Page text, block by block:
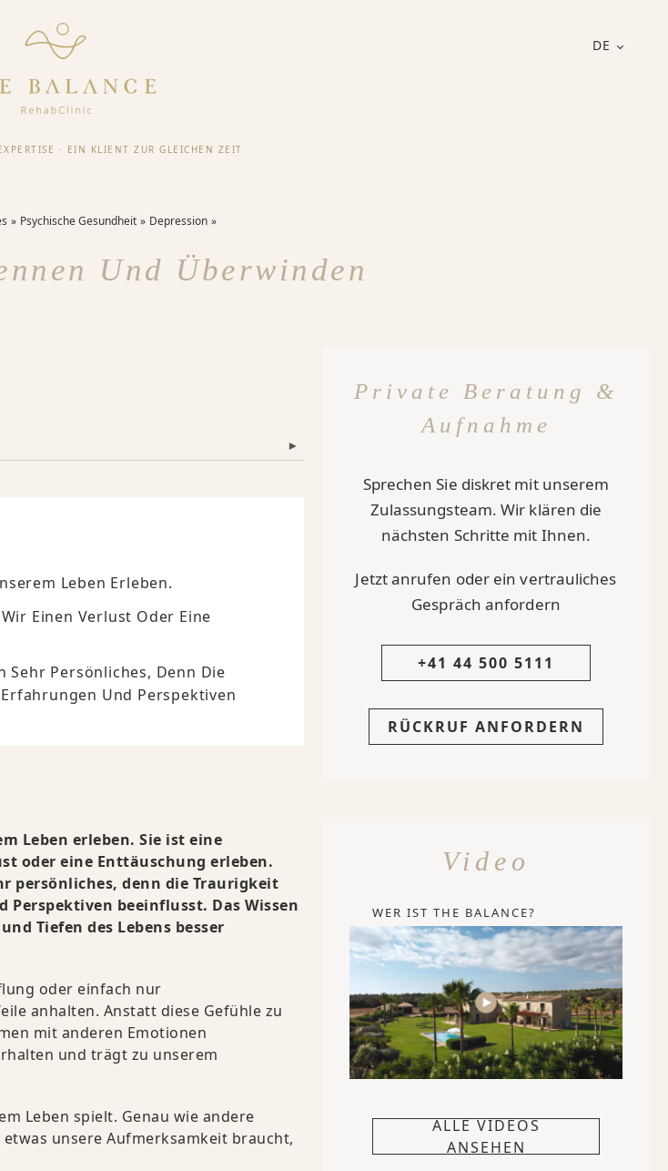
DE
· EIN KLIENT ZUR GLEICHEN ZEIT
Psychische Gesundheit Depression
Und Überwinden
▾
Leben Erleben.
Einen Verlust Oder Eine
Sehr Persönliches, Denn Die
Und Perspektiven
Leben erleben. Sie ist eine
oder eine Enttäuschung erleben.
persönliches, denn die Traurigkeit
beeinflusst. Das Wissen
Tiefen des Lebens besser
oder einfach nur
anhalten. Anstatt diese Gefühle zu
mit anderen Emotionen
und trägt zu unserem
Leben spielt. Genau wie andere
unsere Aufmerksamkeit braucht,
Private Beratung &
Aufnahme
Sprechen Sie diskret mit unserem
Zulassungsteam. Wir klären die
nächsten Schritte mit Ihnen.
Jetzt anrufen oder ein vertrauliches
Gespräch anfordern
+41 44 500 5111
RÜCKRUF ANFORDERN
Video
WER IST THE BALANCE?
ALLE VIDEOS
ANSEHEN